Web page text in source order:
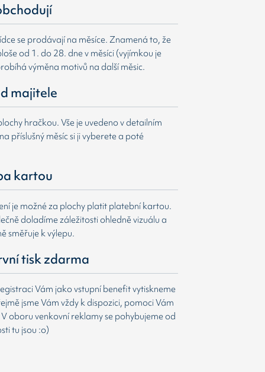
se prodávají na měsíce. Znamená to, že
od 1. do 28. dne v měsíci (vyjímkou je
výměna motivů na další měsic.
majitele
hračkou. Vše je uvedeno v detailním
příslušný měsíc si ji vyberete a poté
kartou
je možné za plochy platit platební kartou.
doladíme záležitosti ohledně vizuálu a
směřuje k výlepu.
tisk zdarma
Vám jako vstupní benefit vytiskneme
jsme Vám vždy k dispozici, pomoci Vám
oboru venkovní reklamy se pohybujeme od
tu jsou :o)